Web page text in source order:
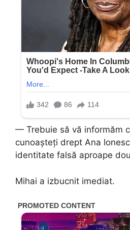
— Trebuie să vă informăm
cunoașteți drept Ana
identitate falsă aproape
Mihai a izbucnit imediat.